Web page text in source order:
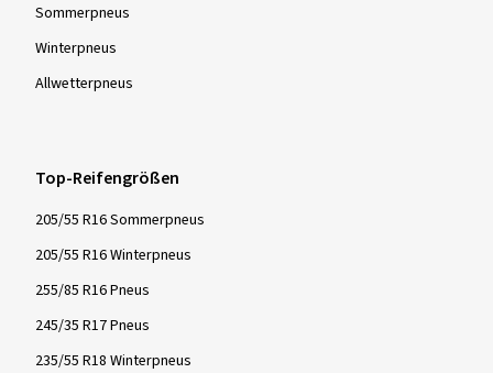
Sommer­pneus
Winter­pneus
Allwetter­pneus
Top-Reifengrößen
205/55 R16 Sommerpneus
205/55 R16 Winterpneus
255/85 R16 Pneus
245/35 R17 Pneus
235/55 R18 Winterpneus